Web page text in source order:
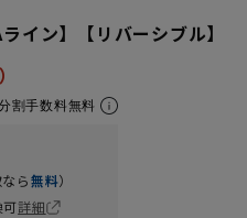
イン】【リバーシブル】
割手数料無料
ら無料）
可詳細